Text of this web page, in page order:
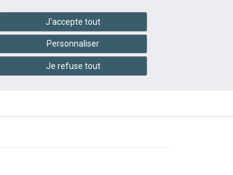
settings_accessibility Accessibilité
ÉVÉNEMENTS
PRATIQUES
J'accepte tout
Personnaliser
Je refuse tout